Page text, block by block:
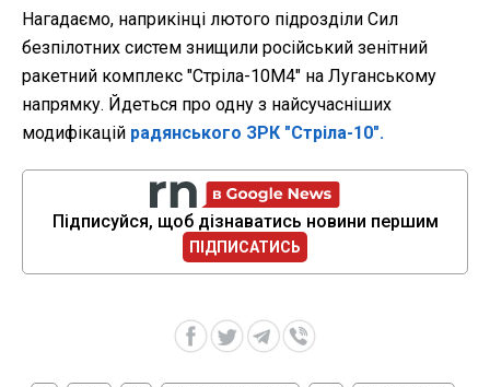
Нагадаємо, наприкінці лютого підрозділи Сил
безпілотних систем знищили російський зенітний
ракетний комплекс "Стріла-10М4" на Луганському
напрямку. Йдеться про одну з найсучасніших
модифікацій радянського ЗРК "Стріла-10".
Підписуйся, щоб дізнаватись новини першим
ПІДПИСАТИСЬ